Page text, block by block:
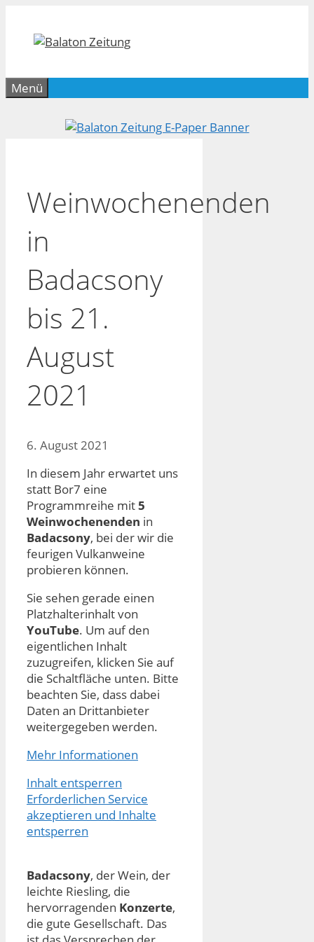
springen
Menü
Weinwochenenden
in
Badacsony
bis 21.
August
2021
6. August 2021
In diesem Jahr erwartet uns
statt Bor7 eine
Programmreihe mit5
Weinwochenenden in
Badacsony, bei der wir die
feurigen Vulkanweine
probieren können.
Sie sehen gerade einen
Platzhalterinhalt von
YouTube. Um auf den
eigentlichen Inhalt
zuzugreifen, klicken Sie auf
die Schaltfläche unten. Bitte
beachten Sie, dass dabei
Daten an Drittanbieter
weitergegeben werden.
Mehr Informationen
Inhalt entsperren
Erforderlichen Service
akzeptieren und Inhalte
entsperren
Badacsony, der Wein, der
leichte Riesling, die
hervorragenden Konzerte,
die gute Gesellschaft. Das